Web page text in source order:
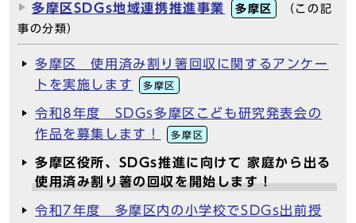
多摩区SDGs地域連携推進事業 多摩区
（この記
事の分類）
多摩区 使用済み割り箸回収に関するアンケー
トを実施します
多摩区
令和8年度 SDGs多摩区こども研究発表会の
作品を募集します！
多摩区
多摩区役所、SDGs推進に向けて 家庭から出る
使用済み割り箸の回収を開始します！
令和7年度 多摩区内の小学校でSDGs出前授